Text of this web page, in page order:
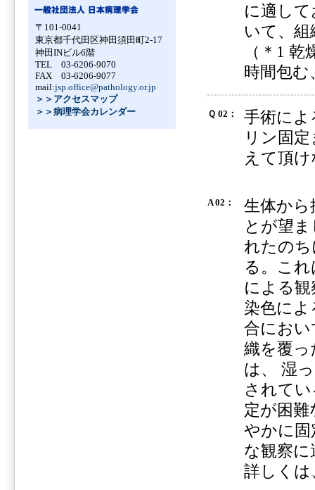
〒101-0041
東京都千代田区神田須田町2-17
神田INビル6階
TEL 03-6206-9070
FAX 03-6206-9077
mail:jsp.office@pathology.or.jp
＞＞アクセスマップ
＞＞病理学会カレンダー
に適し
いて、
（＊1
時間包む
Ｑ 02：
手術によ
リン固
えて頂
A 02：
生体か
とが望
れたの
る。こ
による
染色に
合におい
織を覆っ
は、 湿
されて
定が困
やかに固
な観察
詳しくは